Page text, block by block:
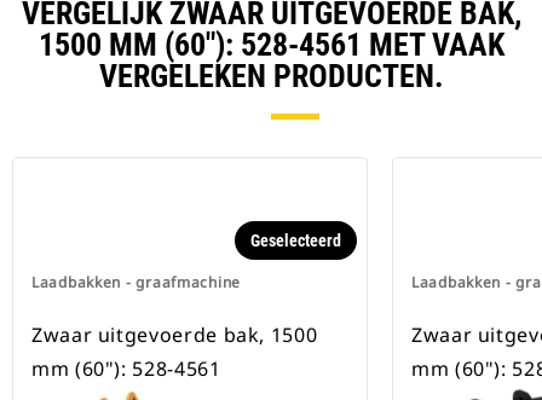
Speciale CW-koppelingen zijn
beschikbaar voor alle
graafmachines op rupsbanden en
VERGELIJK ZWAAR UITGEVOERDE BAK,
1500 MM (60"): 528-4561 MET VAAK
VERGELEKEN PRODUCTEN.
Laadbakken - graafmachine
Geselecteerd
Zwaar uitgevoerde bak, 1500
mm (60"): 528-4561
Laadbakken -
Zwaar
mm (60"):